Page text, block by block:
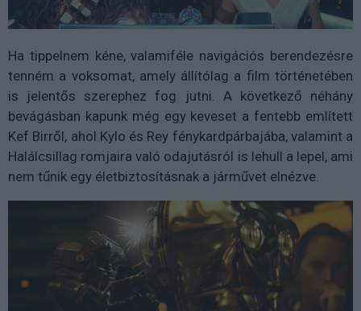
Ha tippelnem kéne, valamiféle navigációs berendezésre
tenném a voksomat, amely állítólag a film történetében
is jelentős szerephez fog jutni. A következő néhány
bevágásban kapunk még egy keveset a fentebb említett
Kef Birről, ahol Kylo és Rey fénykardpárbajába, valamint a
Halálcsillag romjaira való odajutásról is lehull a lepel, ami
nem tűnik egy életbiztosításnak a járművet elnézve.